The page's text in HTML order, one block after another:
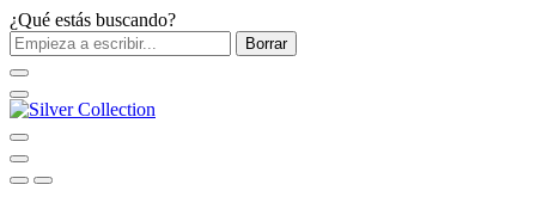
¿Qué estás buscando?
Borrar